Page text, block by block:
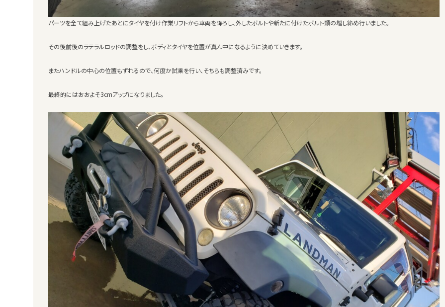
パーツを全て組み上げたあとにタイヤを付け作業リフトから車両を降ろし、外したボルトや新たに付けたボルト類の増し締め行いました。
その後前後のラテラルロッドの調整をし、ボディとタイヤを位置が真ん中になるように決めていきます。
またハンドルの中心の位置もずれるので、何度か試乗を行い、そちらも調整済みです。
最終的にはおおよそ3cmアップになりました。